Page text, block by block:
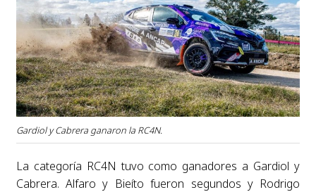
Gardiol y Cabrera ganaron la RC4N.
La categoría RC4N tuvo como ganadores a Gardiol y
Cabrera. Alfaro y Bieíto fueron segundos y Rodrigo